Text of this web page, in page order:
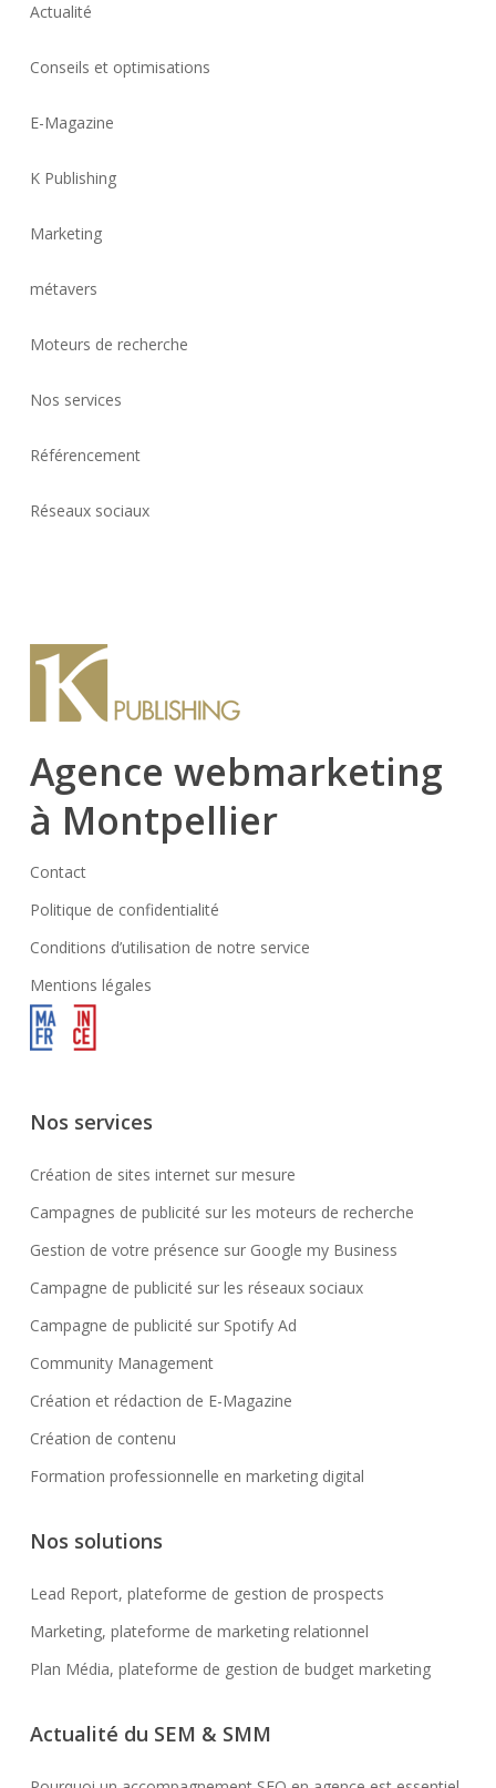
Actualité
Conseils et optimisations
E-Magazine
K Publishing
Marketing
métavers
Moteurs de recherche
Nos services
Référencement
Réseaux sociaux
Agence webmarketing
à Montpellier
Contact
Politique de confidentialité
Conditions d’utilisation de notre service
Mentions légales
Nos services
Création de sites internet sur mesure
Campagnes de publicité sur les moteurs de recherche
Gestion de votre présence sur Google my Business
Campagne de publicité sur les réseaux sociaux
Campagne de publicité sur Spotify Ad
Community Management
Création et rédaction de E-Magazine
Création de contenu
Formation professionnelle en marketing digital
Nos solutions
Lead Report, plateforme de gestion de prospects
Marketing, plateforme de marketing relationnel
Plan Média, plateforme de gestion de budget marketing
Actualité du SEM & SMM